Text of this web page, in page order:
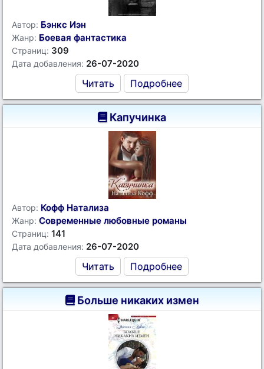
Автор: Бэнкс Иэн
Жанр: Боевая фантастика
Страниц: 309
Дата добавления: 26-07-2020
Читать Подробнее
Капучинка
Автор: Кофф Натализа
Жанр: Современные любовные романы
Страниц: 141
Дата добавления: 26-07-2020
Читать Подробнее
Больше никаких измен